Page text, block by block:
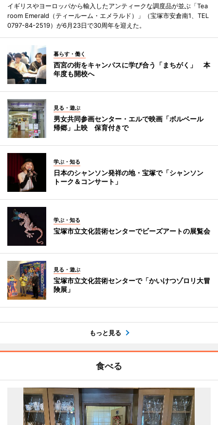
イギリスやヨーロッパから輸入したアンティークな調度品が並ぶ「Tea
room Emerald（ティールーム・エメラルド）」（宝塚市安倉南1、TEL
0797-84-2519）が6月23日で30周年を迎えた。
暮らす・働く
西宮の街をキャンパスに学び合う「まちがく」 本
年度も開校へ
見る・遊ぶ
男女共同参画センター・エルで映画「ボルベール
帰郷」上映 保育付きで
学ぶ・知る
日本のシャンソン発祥の地・宝塚で「シャンソン
トーク＆コンサート」
学ぶ・知る
宝塚市立文化芸術センターでビーズアートの展覧会
見る・遊ぶ
宝塚市立文化芸術センターで「かいけつゾロリ大冒
険展」
もっと見る
食べる